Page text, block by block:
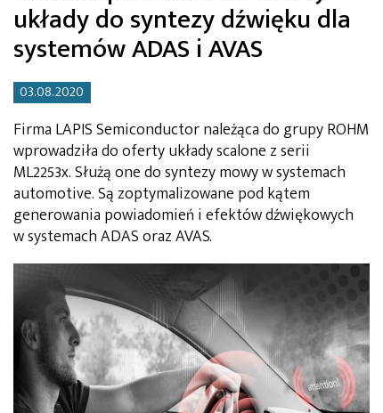
układy do syntezy dźwięku dla
systemów ADAS i AVAS
03.08.2020
Firma LAPIS Semiconductor należąca do grupy ROHM
wprowadziła do oferty układy scalone z serii
ML2253x. Służą one do syntezy mowy w systemach
automotive. Są zoptymalizowane pod kątem
generowania powiadomień i efektów dźwiękowych
w systemach ADAS oraz AVAS.